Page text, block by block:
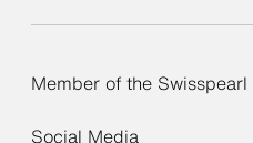
Member of the
Social Media